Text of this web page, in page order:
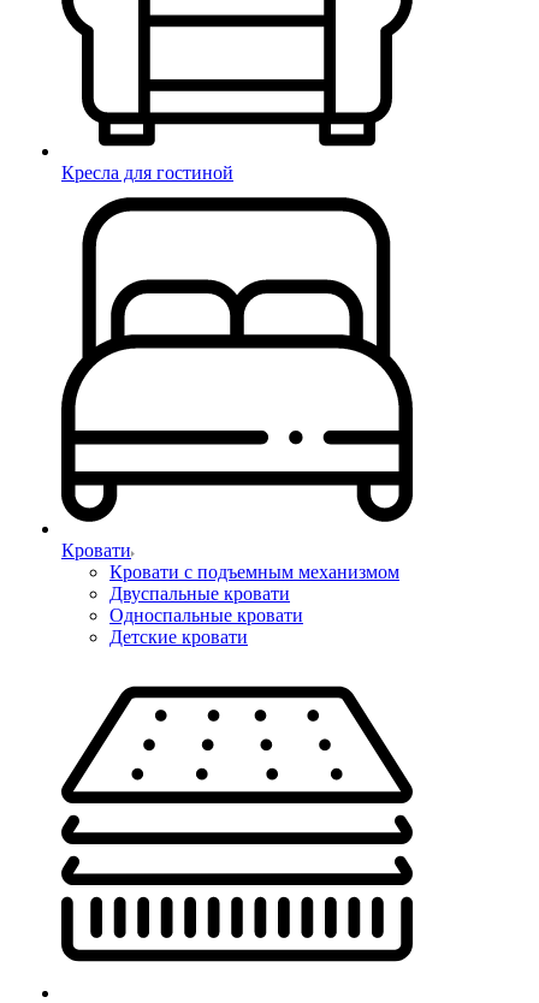
Кресла для гостиной
Кровати
Кровати с подъемным механизмом
Двуспальные кровати
Односпальные кровати
Детские кровати